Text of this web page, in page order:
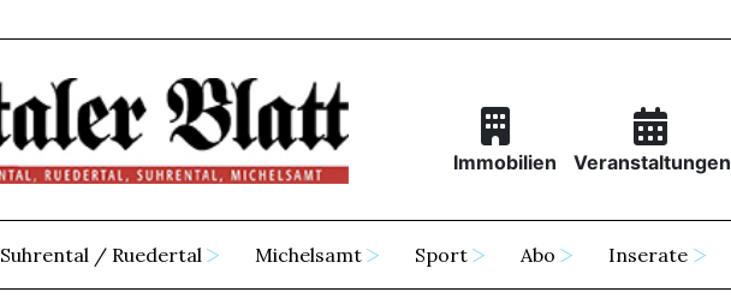
Immobilien Veranstaltungen
Suhrental / Ruedertal Michelsamt Sport Abo Inserate